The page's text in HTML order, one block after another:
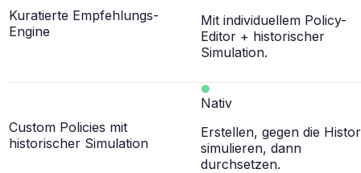
Kuratierte Empfehlungs-
Engine
Mit individuellem Policy-
Editor + historischer
Simulation.
Custom Policies mit
historischer Simulation
Nativ
Erstellen, gegen die
simulieren, dann
durchsetzen.